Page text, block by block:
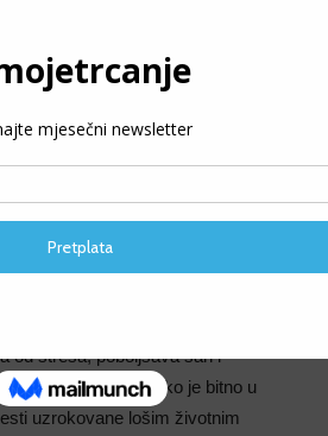
za ulazak u ovaj sport. Za
doktorom) i
protiv jučerašnjeg vlastitog
napredak je velika
kvalitetan život. Ono jača
od stresa, poboljšava san i
sposobnosti i jako je bitno u
uzrokovane lošim životnim